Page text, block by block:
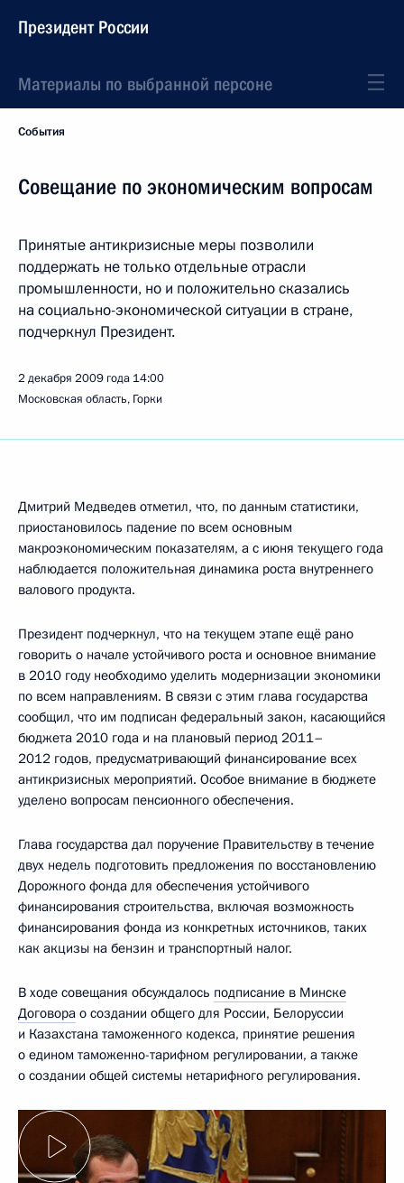
Президент России
Материалы по выбранной персоне
События
Совещание по экономическим вопросам
Принятые антикризисные меры позволили
поддержать не только отдельные отрасли
промышленности, но и положительно сказались
на социально-экономической ситуации в стране,
подчеркнул Президент.
2 декабря 2009 года 14:00
Московская область, Горки
Дмитрий Медведев отметил, что, по данным статистики,
приостановилось падение по всем основным
макроэкономическим показателям, а с июня текущего года
наблюдается положительная динамика роста внутреннего
валового продукта.
Президент подчеркнул, что на текущем этапе ещё рано
говорить о начале устойчивого роста и основное внимание
в 2010 году необходимо уделить модернизации экономики
по всем направлениям. В связи с этим глава государства
сообщил, что им подписан федеральный закон, касающийся
бюджета 2010 года и на плановый период 2011–
2012 годов, предусматривающий финансирование всех
антикризисных мероприятий. Особое внимание в бюджете
уделено вопросам пенсионного обеспечения.
Глава государства дал поручение Правительству в течение
двух недель подготовить предложения по восстановлению
Дорожного фонда для обеспечения устойчивого
финансирования строительства, включая возможность
финансирования фонда из конкретных источников, таких
как акцизы на бензин и транспортный налог.
В ходе совещания обсуждалось подписание в Минске
Договора о создании общего для России, Белоруссии
и Казахстана таможенного кодекса, принятие решения
о едином таможенно-тарифном регулировании, а также
о создании общей системы нетарифного регулирования.